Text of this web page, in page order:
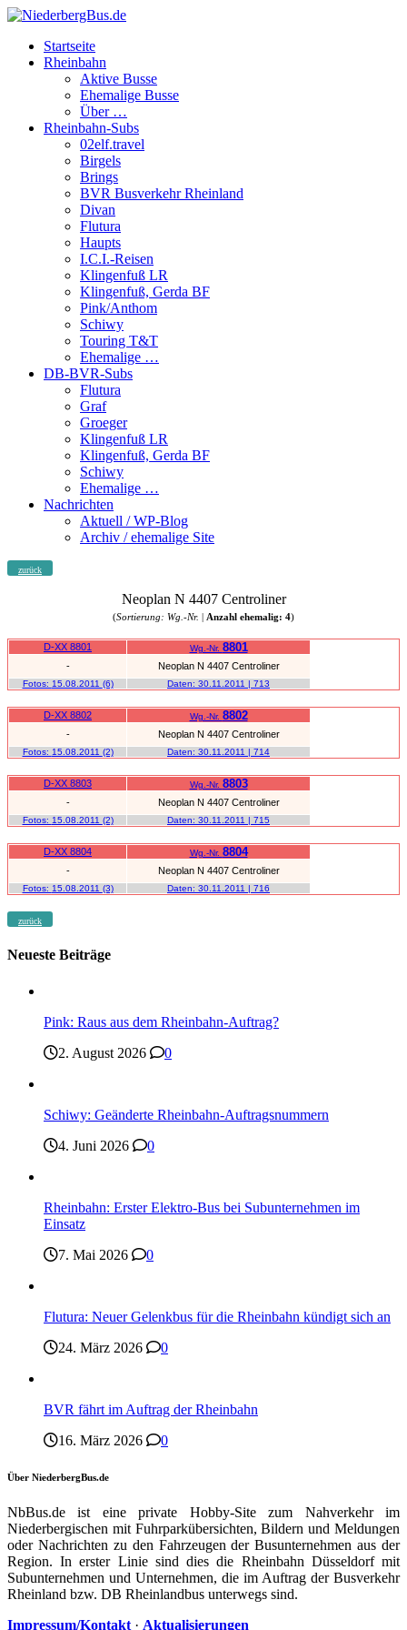
Startseite
Rheinbahn
Aktive Busse
Ehemalige Busse
Über …
Rheinbahn-Subs
02elf.travel
Birgels
Brings
BVR Busverkehr Rheinland
Divan
Flutura
Haupts
I.C.I.-Reisen
Klingenfuß LR
Klingenfuß, Gerda BF
Pink/Anthom
Schiwy
Touring T&T
Ehemalige …
DB-BVR-Subs
Flutura
Graf
Groeger
Klingenfuß LR
Klingenfuß, Gerda BF
Schiwy
Ehemalige …
Nachrichten
Aktuell / WP-Blog
Archiv / ehemalige Site
zurück
Neoplan N 4407 Centroliner
(Sortierung: Wg.-Nr. | Anzahl ehemalig: 4)
D-XX 8801 Wg.-Nr. 8801
- Neoplan N 4407 Centroliner
Fotos: 15.08.2011 (6) Daten: 30.11.2011 | 713
D-XX 8802 Wg.-Nr. 8802
- Neoplan N 4407 Centroliner
Fotos: 15.08.2011 (2) Daten: 30.11.2011 | 714
D-XX 8803 Wg.-Nr. 8803
- Neoplan N 4407 Centroliner
Fotos: 15.08.2011 (2) Daten: 30.11.2011 | 715
D-XX 8804 Wg.-Nr. 8804
- Neoplan N 4407 Centroliner
Fotos: 15.08.2011 (3) Daten: 30.11.2011 | 716
zurück
Neueste Beiträge
Pink: Raus aus dem Rheinbahn-Auftrag?
2. August 2026
0
Schiwy: Geänderte Rheinbahn-Auftragsnummern
4. Juni 2026
0
Rheinbahn: Erster Elektro-Bus bei Subunternehmen im
Einsatz
7. Mai 2026
0
Flutura: Neuer Gelenkbus für die Rheinbahn kündigt sich an
24. März 2026
0
BVR fährt im Auftrag der Rheinbahn
16. März 2026
0
Über NiederbergBus.de
NbBus.de ist eine private Hobby-Site zum Nahverkehr im
Niederbergischen mit Fuhrparkübersichten, Bildern und Meldungen
oder Nachrichten zu den Fahrzeugen der Busunternehmen aus der
Region. In erster Linie sind dies die Rheinbahn Düsseldorf mit
Subunternehmen und Unternehmen, die im Auftrag der Busverkehr
Rheinland bzw. DB Rheinlandbus unterwegs sind.
Impressum/Kontakt· Aktualisierungen